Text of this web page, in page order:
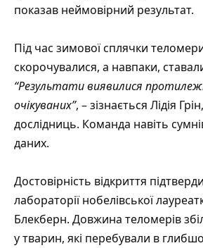
показав неймовірний результат.
Під час зимової сплячки
скорочувалися, а навпаки,
“Результати виявилися
очікуваних”, – зізнається Лідія
дослідниць. Команда навіть
даних.
Достовірність відкриття
лабораторії нобелівської
Блекберн. Довжина теломерів
у тварин, які перебували в